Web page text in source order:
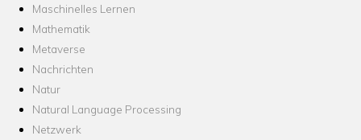
Maschinelles Lernen
Mathematik
Metaverse
Nachrichten
Natur
Natural Language Processing
Netzwerk